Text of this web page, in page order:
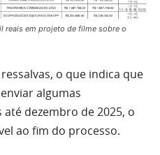
reais em projeto de filme sobre o
o que indica que
algumas
dezembro de 2025, o
ao fim do processo.